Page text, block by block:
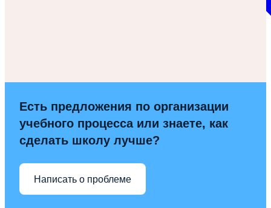
Есть предложения по организации
учебного процесса или знаете, как
сделать школу лучше?
Написать о проблеме